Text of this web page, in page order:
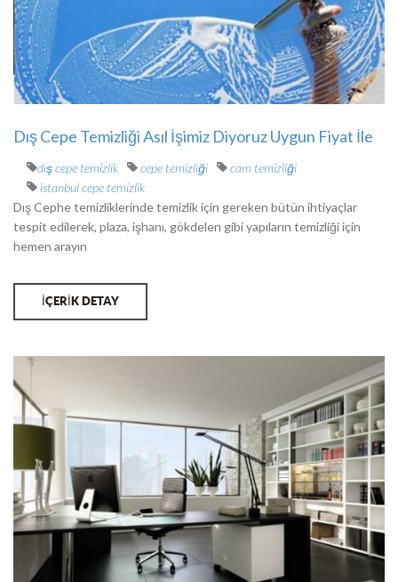
Dış Cepe Temizliği Asıl İşimiz Diyoruz Uygun Fiyat İle
dış cepe temizlik cepe temizliği
cam temizliği
istanbul cepe temizlik
Dış Cephe temizliklerinde temizlik için gereken bütün ihtiyaçlar
tespit edilerek, plaza, işhanı, gökdelen gibi yapıların temizliği için
hemen arayın
İÇERİK DETAY